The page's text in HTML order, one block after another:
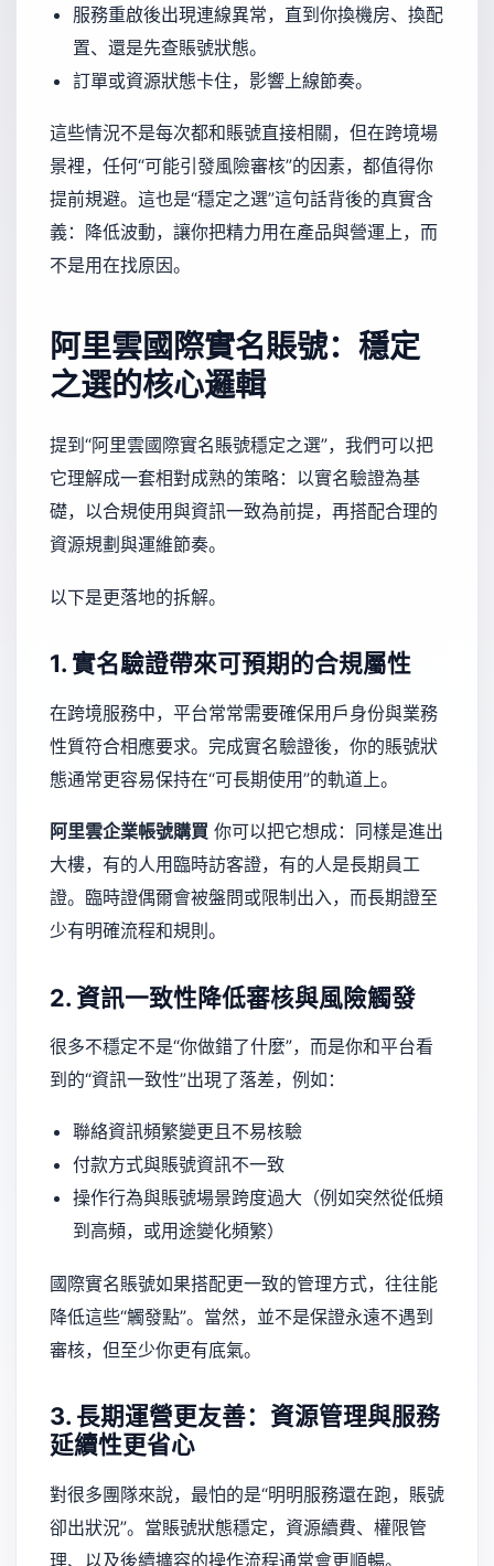
服務重啟後出現連線異常，直到你換機房、換配
置、還是先查賬號狀態。
訂單或資源狀態卡住，影響上線節奏。
這些情況不是每次都和賬號直接相關，但在跨境場
景裡，任何“可能引發風險審核”的因素，都值得你
提前規避。這也是“穩定之選”這句話背後的真實含
義：降低波動，讓你把精力用在產品與營運上，而
不是用在找原因。
阿里雲國際實名賬號：穩定
之選的核心邏輯
提到“阿里雲國際實名賬號穩定之選”，我們可以把
它理解成一套相對成熟的策略：以實名驗證為基
礎，以合規使用與資訊一致為前提，再搭配合理的
資源規劃與運維節奏。
以下是更落地的拆解。
1. 實名驗證帶來可預期的合規屬性
在跨境服務中，平台常常需要確保用戶身份與業務
性質符合相應要求。完成實名驗證後，你的賬號狀
態通常更容易保持在“可長期使用”的軌道上。
阿里雲企業帳號購買 你可以把它想成：同樣是進出
大樓，有的人用臨時訪客證，有的人是長期員工
證。臨時證偶爾會被盤問或限制出入，而長期證至
少有明確流程和規則。
2. 資訊一致性降低審核與風險觸發
很多不穩定不是“你做錯了什麼”，而是你和平台看
到的“資訊一致性”出現了落差，例如：
聯絡資訊頻繁變更且不易核驗
付款方式與賬號資訊不一致
操作行為與賬號場景跨度過大（例如突然從低頻
到高頻，或用途變化頻繁）
國際實名賬號如果搭配更一致的管理方式，往往能
降低這些“觸發點”。當然，並不是保證永遠不遇到
審核，但至少你更有底氣。
3. 長期運營更友善：資源管理與服務
延續性更省心
對很多團隊來說，最怕的是“明明服務還在跑，賬號
卻出狀況”。當賬號狀態穩定，資源續費、權限管
理、以及後續擴容的操作流程通常會更順暢。